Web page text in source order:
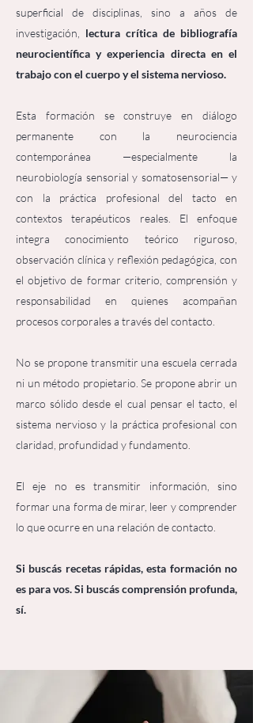
superficial de disciplinas, sino a años de
investigación, lectura crítica de bibliografía
neurocientífica y experiencia directa en el
trabajo con el cuerpo y el sistema nervioso.
Esta formación se construye en diálogo
permanente con la neurociencia
contemporánea —especialmente la
neurobiología sensorial y somatosensorial— y
con la práctica profesional del tacto en
contextos terapéuticos reales. El enfoque
integra conocimiento teórico riguroso,
observación clínica y reflexión pedagógica, con
el objetivo de formar criterio, comprensión y
responsabilidad en quienes acompañan
procesos corporales a través del contacto.
No se propone transmitir una escuela cerrada
ni un método propietario. Se propone abrir un
marco sólido desde el cual pensar el tacto, el
sistema nervioso y la práctica profesional con
claridad, profundidad y fundamento.
El eje no es transmitir información, sino
formar una forma de mirar, leer y comprender
lo que ocurre en una relación de contacto.
Si buscás recetas rápidas, esta formación no
es para vos. Si buscás comprensión profunda,
sí.